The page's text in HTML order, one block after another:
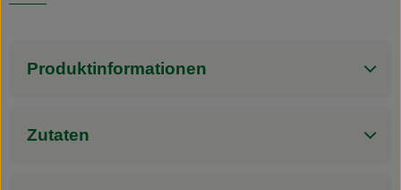
Produktinformationen
Zutaten